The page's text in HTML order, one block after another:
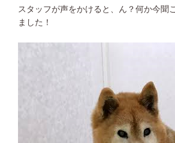
スタッフが声をかけると、ん？何か今聞
ました！